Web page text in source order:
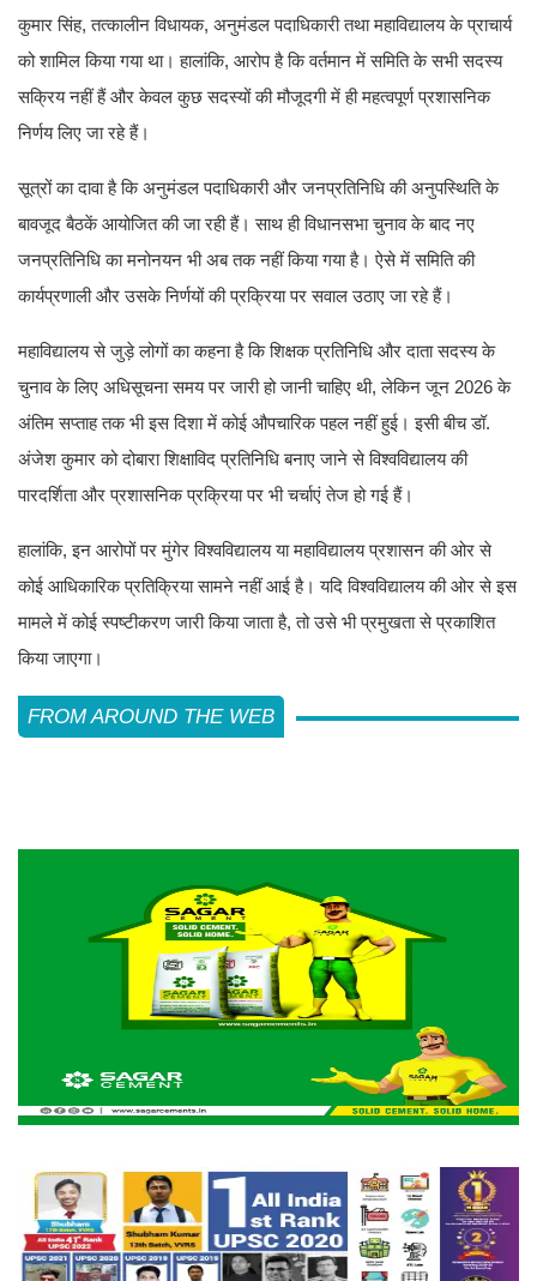
कुमार सिंह, तत्कालीन विधायक, अनुमंडल पदाधिकारी तथा महाविद्यालय के प्राचार्य
को शामिल किया गया था। हालांकि, आरोप है कि वर्तमान में समिति के सभी सदस्य
सक्रिय नहीं हैं और केवल कुछ सदस्यों की मौजूदगी में ही महत्वपूर्ण प्रशासनिक
निर्णय लिए जा रहे हैं।
सूत्रों का दावा है कि अनुमंडल पदाधिकारी और जनप्रतिनिधि की अनुपस्थिति के
बावजूद बैठकें आयोजित की जा रही हैं। साथ ही विधानसभा चुनाव के बाद नए
जनप्रतिनिधि का मनोनयन भी अब तक नहीं किया गया है। ऐसे में समिति की
कार्यप्रणाली और उसके निर्णयों की प्रक्रिया पर सवाल उठाए जा रहे हैं।
महाविद्यालय से जुड़े लोगों का कहना है कि शिक्षक प्रतिनिधि और दाता सदस्य के
चुनाव के लिए अधिसूचना समय पर जारी हो जानी चाहिए थी, लेकिन जून 2026 के
अंतिम सप्ताह तक भी इस दिशा में कोई औपचारिक पहल नहीं हुई। इसी बीच डॉ.
अंजेश कुमार को दोबारा शिक्षाविद प्रतिनिधि बनाए जाने से विश्वविद्यालय की
पारदर्शिता और प्रशासनिक प्रक्रिया पर भी चर्चाएं तेज हो गई हैं।
हालांकि, इन आरोपों पर मुंगेर विश्वविद्यालय या महाविद्यालय प्रशासन की ओर से
कोई आधिकारिक प्रतिक्रिया सामने नहीं आई है। यदि विश्वविद्यालय की ओर से इस
मामले में कोई स्पष्टीकरण जारी किया जाता है, तो उसे भी प्रमुखता से प्रकाशित
किया जाएगा।
FROM AROUND THE WEB